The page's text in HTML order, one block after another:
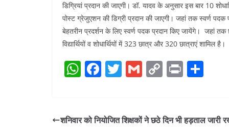
डिग्रियां प्रदान की जाएगी। डॉ. यादव के अनुसार इस बार 10
पोस्ट ग्रेजुएशन की डिग्री प्रदान की जाएगी। जहां तक स्वर्ण पदक
बेहतरीन प्रदर्शन के लिए स्वर्ण पदक प्रदान किए जायेंगे। जहां तक
विद्यार्थियों व शोधार्थियों में 323 छात्र और 320 छात्राएं शामिल है।
W
s
F
e
T
er
G
l
C
y
Pr
e
शनिवार को नियोजित शिक्षकों ने छठे दिन भी हड़ताल जारी